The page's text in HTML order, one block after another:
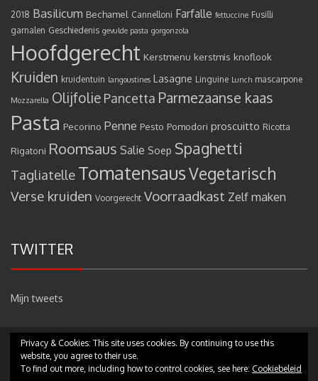
2018 Basilicum Bechamel Cannelloni Farfalle fettuccine Fusilli
garnalen Geschiedenis gevulde pasta gorgonzola
Hoofdgerecht Kerstmenu kerstmis knoflook
Kruiden kruidentuin langoustines Lasagne Linguine Lunch mascarpone
Mozzarella Olijfolie Pancetta Parmezaanse kaas
Pasta Pecorino Penne Pesto Pomodori proscuitto Ricotta
Rigatoni Roomsaus Salie Soep Spaghetti
Tagliatelle TomatensausVegetarisch
Verse kruiden Voorgerecht Voorraadkast Zelf maken
TWITTER
Mijn tweets
Copyright © 2017 - Pastamammamia.nl - All rights reserved
eMag byeVisionThemes
Privacy & Cookies: This site uses cookies. By continuing to use this
website, you agree to their use.
To find out more, including how to control cookies, see here: Cookiebeleid